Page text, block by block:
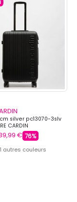
silver pc13070-3slv
CARDIN
€ 76%
autres couleurs